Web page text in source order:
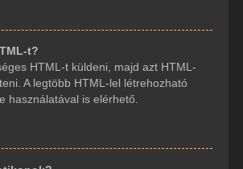
t?
HTML-t küldeni, majd azt HTML-
A legtöbb HTML-lel létrehozható
használatával is elérhető.